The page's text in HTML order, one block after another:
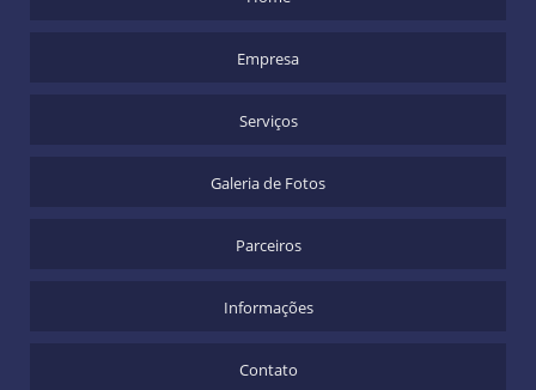
Empresa
Serviços
Galeria de Fotos
Parceiros
Informações
Contato